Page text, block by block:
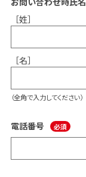
［姓］
［名］
（全角で入力してください）
電話番号